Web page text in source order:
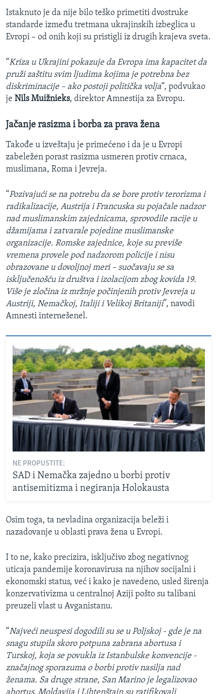
Istaknuto je da nije bilo teško primetiti dvostruke
standarde između tretmana ukrajinskih izbeglica u
Evropi – od onih koji su pristigli iz drugih krajeva sveta.
“Kriza u Ukrajini pokazuje da Evropa ima kapacitet da
pruži zaštitu svim ljudima kojima je potrebna bez
diskriminacije – ako postoji politička volja“, podvukao
je Nils Muižnieks, direktor Amnestija za Evropu.
Jačanje rasizma i borba za prava žena
Takođe u izveštaju je primećeno i da je u Evropi
zabeležen porast rasizma usmeren protiv crnaca,
muslimana, Roma i Jevreja.
“Pozivajući se na potrebu da se bore protiv terorizma i
radikalizacije, Austrija i Francuska su pojačale nadzor
nad muslimanskim zajednicama, sprovodile racije u
džamijama i zatvarale pojedine muslimanske
organizacije. Romske zajednice, koje su previše
vremena provele pod nadzorom policije i nisu
obrazovane u dovoljnoj meri – suočavaju se sa
isključenošću iz društva i izolacijom zbog kovida 19.
Više je zločina iz mržnje počinjenih protiv Jevreja u
Austriji, Nemačkoj, Italiji i Velikoj Britaniji”, navodi
Amnesti internešenel.
NE PROPUSTITE:
SAD i Nemačka zajedno u borbi protiv
antisemitizma i negiranja Holokausta
Osim toga, ta nevladina organizacija beleži i
nazadovanje u oblasti prava žena u Evropi.
I to ne, kako precizira, isključivo zbog negativnog
uticaja pandemije koronavirusa na njihov socijalni i
ekonomski status, već i kako je navedeno, usled širenja
konzervativizma u centralnoj Aziji pošto su talibani
preuzeli vlast u Avganistanu.
“Najveći neuspesi dogodili su se u Poljskoj - gde je na
snagu stupila skoro potpuna zabrana abortusa i
Turskoj, koja se povukla iz Istanbulske konvencije -
značajnog sporazuma o borbi protiv nasilja nad
ženama. Sa druge strane, San Marino je legalizovao